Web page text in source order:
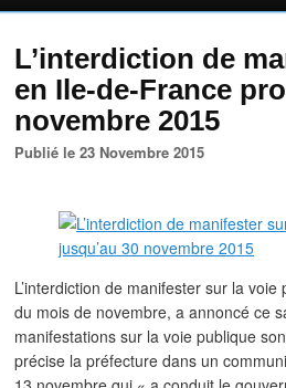
L’interdiction de
en Ile-de-France
novembre 2015
Publié le 23 Novembre 2015
L’interdiction de manifester sur la
du mois de novembre, a annoncé ce
manifestations sur la voie publique
précise la préfecture dans un